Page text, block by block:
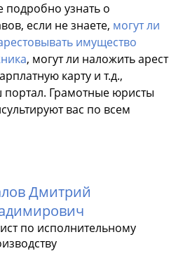
подробно узнать о
если не знаете, могут ли
имущество
, могут ли наложить арест
карту и т.д.,
Грамотные юристы
вас по всем
Дмитрий
по исполнительному